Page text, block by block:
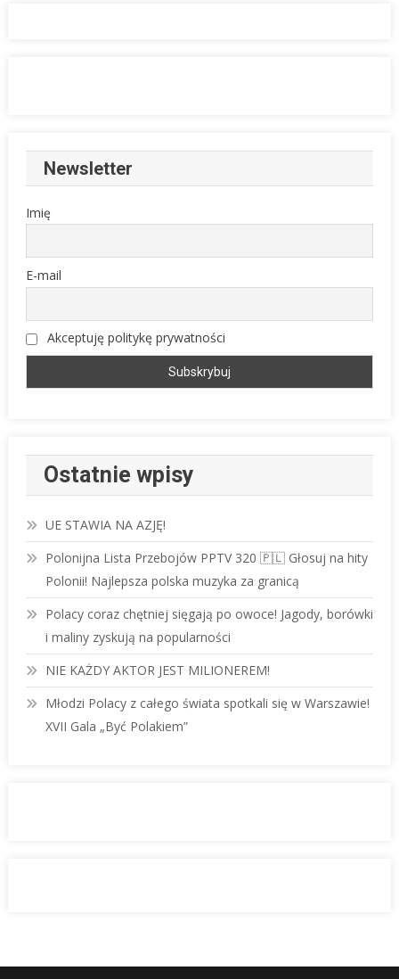
Newsletter
Imię
E-mail
Akceptuję politykę prywatności
Ostatnie wpisy
UE STAWIA NA AZJĘ!
Polonijna Lista Przebojów PPTV 320 🇵🇱 Głosuj na hity
Polonii! Najlepsza polska muzyka za granicą
Polacy coraz chętniej sięgają po owoce! Jagody, borówki
i maliny zyskują na popularności
NIE KAŻDY AKTOR JEST MILIONEREM!
Młodzi Polacy z całego świata spotkali się w Warszawie!
XVII Gala „Być Polakiem”